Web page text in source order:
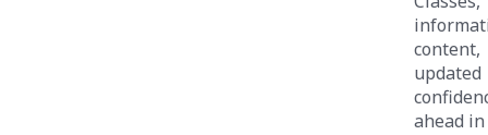
ahead